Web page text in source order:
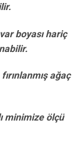
boyası hariç
ağaç
minimize ölçü